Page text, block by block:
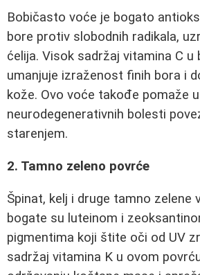
Bobičasto voće je bogato
bore protiv slobodnih radikala,
ćelija. Visok sadržaj vitamina C u
umanjuje izraženost finih bora i
kože. Ovo voće takođe pomaže
neurodegenerativnih bolesti
starenjem.
2. Tamno zeleno povrće
Špinat, kelj i druge tamno zelene
bogate su luteinom i
pigmentima koji štite oči od UV
sadržaj vitamina K u ovom